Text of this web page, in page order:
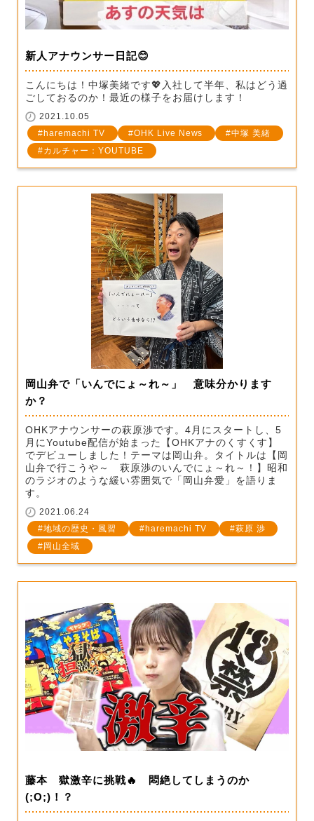
新人アナウンサー日記😊
こんにちは！中塚美緒です💖入社して半年、私はどう過
ごしておるのか！最近の様子をお届けします！
2021.10.05
haremachi TV
OHK Live News
中塚 美緒
カルチャー：YOUTUBE
岡山弁で「いんでにょ～れ～」 意味分かります
か？
OHKアナウンサーの萩原渉です。4月にスタートし、5
月にYoutube配信が始まった【OHKアナのくすくす】
でデビューしました！テーマは岡山弁。タイトルは【岡
山弁で行こうや～ 萩原渉のいんでにょ～れ～！】昭和
のラジオのような緩い雰囲気で「岡山弁愛」を語りま
す。
2021.06.24
地域の歴史・風習
haremachi TV
萩原 渉
岡山全域
藤本 獄激辛に挑戦🔥 悶絶してしまうのか
(;O;)！？